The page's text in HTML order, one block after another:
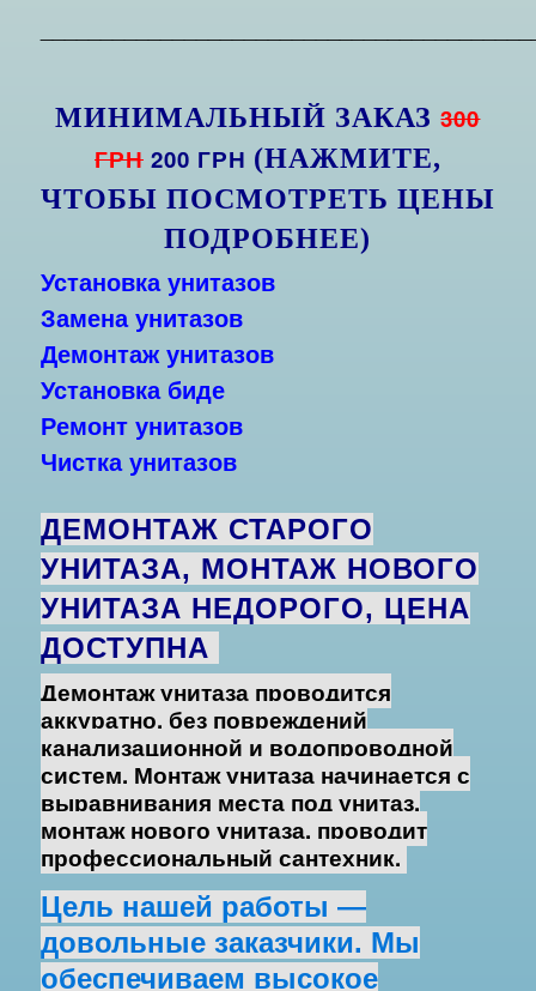
МИНИМАЛЬНЫЙ ЗАКАЗ300
ГРН 200 ГРН (НАЖМИТЕ,
ЧТОБЫ ПОСМОТРЕТЬ ЦЕНЫ
ПОДРОБНЕЕ)
Установка унитазов
Замена унитазов
Демонтаж унитазов
Установка биде
Ремонт унитазов
Чистка унитазов
ДЕМОНТАЖ СТАРОГО
УНИТАЗА, МОНТАЖ НОВОГО
УНИТАЗА НЕДОРОГО, ЦЕНА
ДОСТУПНА
Демонтаж унитаза проводится
аккуратно, без повреждений
канализационной и водопроводной
систем. Монтаж унитаза начинается с
выравнивания места под унитаз,
монтаж нового унитаза, проводит
профессиональный сантехник.
Цель нашей работы —
довольные заказчики. Мы
обеспечиваем высокое